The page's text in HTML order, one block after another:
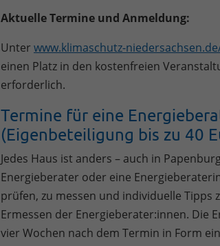
Aktuelle Termine und Anmeldung:
Unter www.klimaschutz-
einen Platz in den kostenfreien
erforderlich.
Termine für eine
(Eigenbeteiligung bis zu 40
Jedes Haus ist anders – auch in
Energieberater oder eine
prüfen, zu messen und individuelle Tipps
Ermessen der Energieberater:innen. Die
vier Wochen nach dem Termin in Form